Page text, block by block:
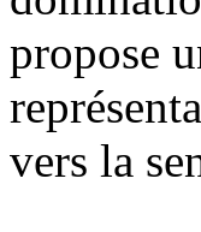
propose
vers la